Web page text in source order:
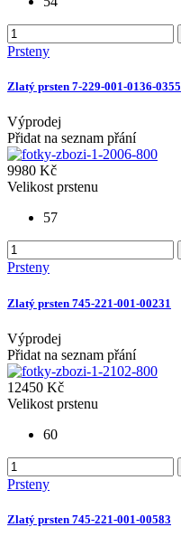
Prsteny
Zlatý prsten 7-229-001-0136-0355
Výprodej
Přidat na seznam přání
9980 Kč
Velikost prstenu
57
Prsteny
Zlatý prsten 745-221-001-00231
Výprodej
Přidat na seznam přání
12450 Kč
Velikost prstenu
60
Prsteny
Zlatý prsten 745-221-001-00583